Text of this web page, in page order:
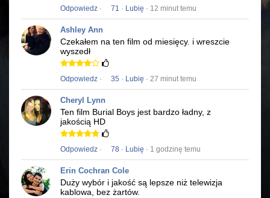
Odpowiedz · 71 · Lubię · 12 minut temu
Ashley Ann
Czekałem na ten film od miesięcy. i wreszcie
wyszedł
Odpowiedz · 35 · Lubię · 27 minut temu
Cheryl Lynn
Ten film Burial Boys jest bardzo ładny, z
jakością HD
Odpowiedz · 78 · Lubię · 1 godzinę temu
Erin Cochran Cole
Duży wybór i jakość są lepsze niż telewizja
kablowa, bez żartów.